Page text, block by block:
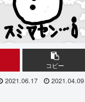
コピー
2021.06.17 2021.04.09